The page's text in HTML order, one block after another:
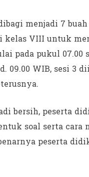
menjadi 7
VIII untuk
pada pukul 07.00
09.00 WIB, sesi 3
bersih, peserta
soal serta cara
peserta